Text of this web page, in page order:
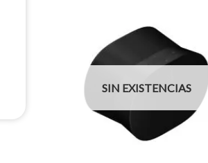
SIN EXISTENCIAS